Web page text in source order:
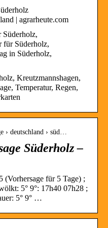
| agrarheute.com
Süderholz,
für Süderholz,
in Süderholz,
Kreutzmannshagen,
Temperatur, Regen,
› deutschland › süd…
Süderholz –
(Vorhersage für 5 Tage) ;
5° 9°: 17h40 07h28 ;
5° 9° …